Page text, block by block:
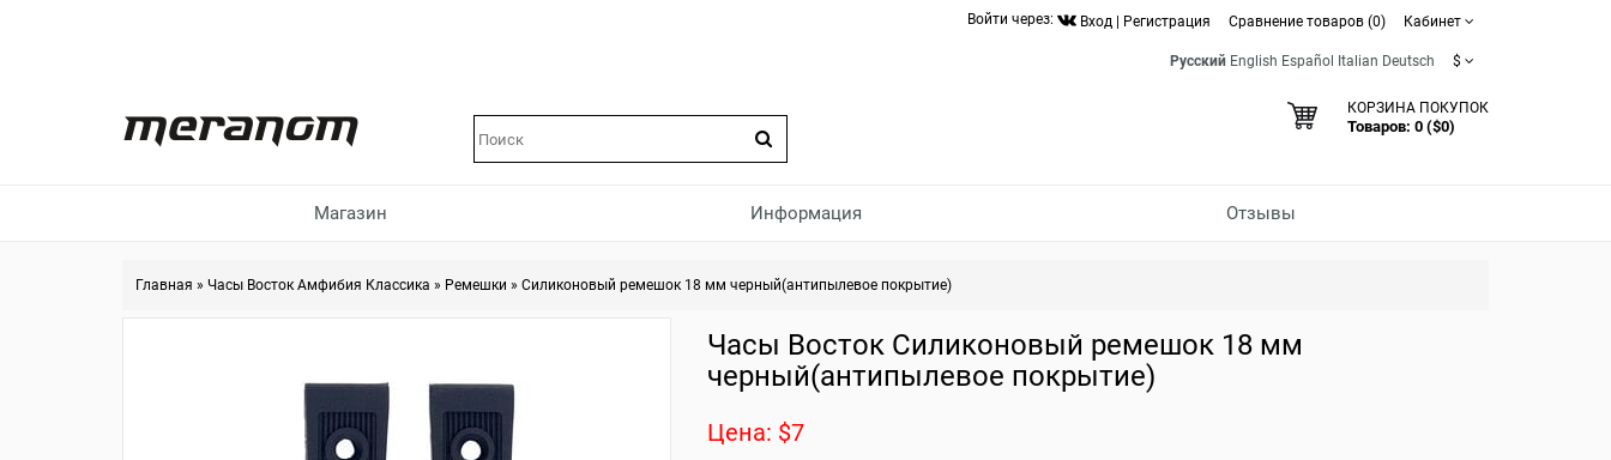
Войти через: Вход Регистрация Сравнение товаров (0) Кабинет
Русский English Español Italian Deutsch $
КОРЗИНА ПОКУПОК
Товаров: 0 ($0)
Магазин Информация Отзывы
Главная » Часы Восток Амфибия Классика » Ремешки » Силиконовый ремешок 18 мм черный(антипылевое покрытие)
Часы Восток Силиконовый ремешок 18 мм
черный(антипылевое покрытие)
Цена: $7